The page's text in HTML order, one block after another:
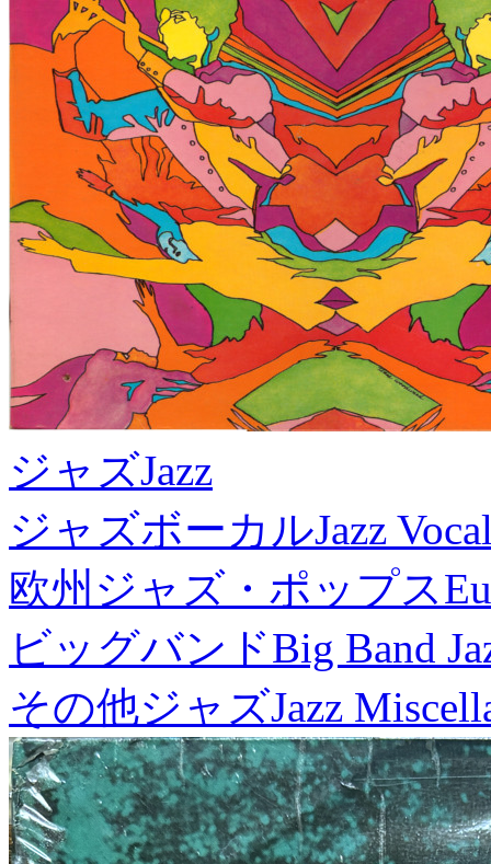
ジャズJazz
ジャズボーカルJazz
欧州ジャズ・ポップス
ビッグバンドBig Band
その他ジャズJazz